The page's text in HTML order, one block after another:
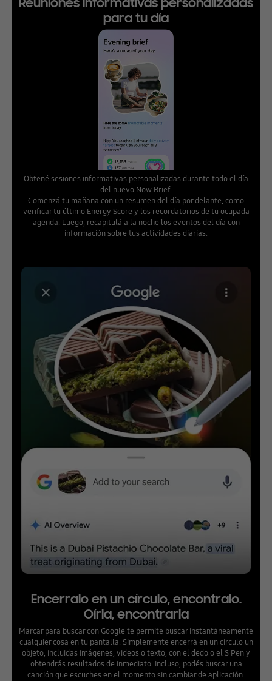
para tu día
Obtené sesiones informativas personalizadas durante todo el día
del nuevo Now Brief.
Comenzá tu mañana con un resumen del día por delante, como
verificar tu último Energy Score y los recordatorios de tu ocupada
agenda. Luego, recapitulá a la noche los eventos del día con
información sobre tus actividades diarias.
Encerralo en un círculo, encontralo.
Oírla, encontrarla
Marcar para buscar con Google te permite buscar instantáneamente
cualquier cosa en tu pantalla. Simplemente encerrá en un círculo un
objeto, incluidas imágenes, videos o texto, con el dedo o el S Pen y
obtendrás resultados de inmediato. Incluso, podés buscar una
canción que escuches en el momento sin cambiar de aplicación.